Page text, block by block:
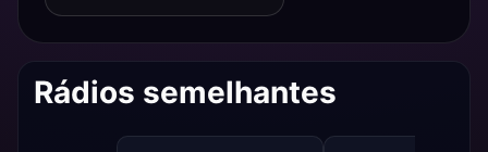
Rádios semelhantes